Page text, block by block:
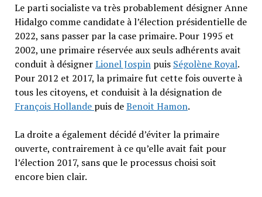
Le parti socialiste va très probablement désigner Anne
Hidalgo comme candidate à l’élection présidentielle de
2022, sans passer par la case primaire. Pour 1995 et
2002, une primaire réservée aux seuls adhérents avait
conduit à désignerLionel Jospinpuis Ségolène Royal.
Pour 2012 et 2017, la primaire fut cette fois ouverte à
tous les citoyens, et conduisit à la désignation de
François Hollande puis deBenoit Hamon.
La droite a également décidé d’éviter la primaire
ouverte, contrairement à ce qu’elle avait fait pour
l’élection 2017, sans que le processus choisi soit
encore bien clair.